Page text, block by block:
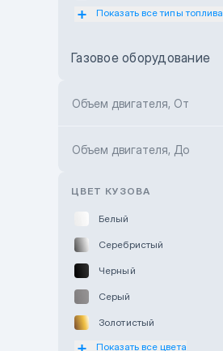
Subaru Motor Almaty
Toyota Kokshetau
Hyundai ShymCity
Показать все типы топлива
Газовое оборудование
Объем двигателя, От
Объем двигателя, До
ЦВЕТ КУЗОВА
Белый
Серебристый
Черный
Серый
Золотистый
Оранжевый
Показать все цвета